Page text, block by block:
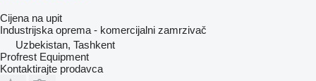
Cijena na upit
Industrijska oprema - komercijalni zamrzivač
Uzbekistan, Tashkent
Profrest Equipment
Kontaktirajte prodavca